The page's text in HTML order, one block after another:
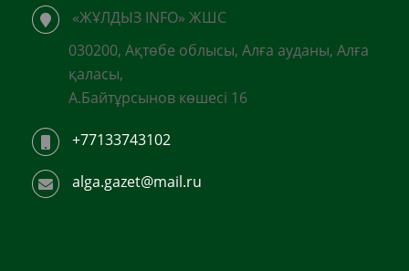
«ЖҰЛДЫЗ INFO» ЖШС
030200, Ақтөбе облысы, Алға ауданы, Алға
қаласы,
А.Байтұрсынов көшесі 16
+77133743102
alga.gazet@mail.ru